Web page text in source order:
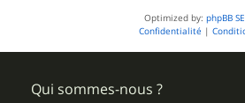
Optimized by: phpBB
Confidentialité |
Qui sommes-nous ?